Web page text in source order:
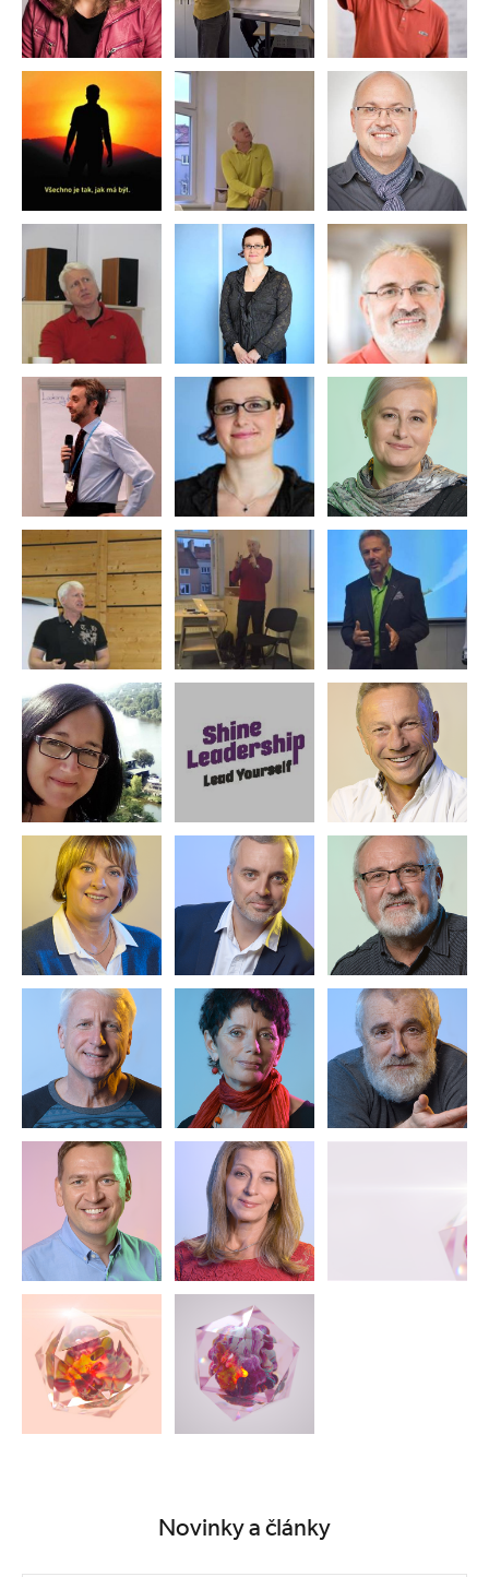
Novinky a články